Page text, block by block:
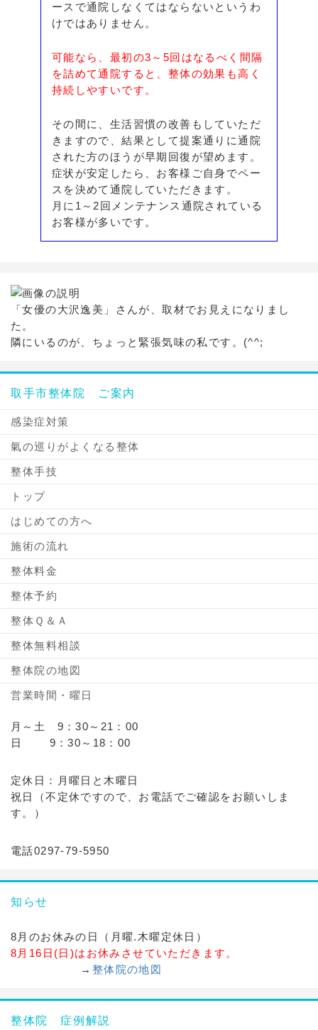
ースで通院しなくてはならないというわ
けではありません。
可能なら、最初の3～5回はなるべく間隔
を詰めて通院すると、整体の効果も高く
持続しやすいです。
その間に、生活習慣の改善もしていただ
きますので、結果として提案通りに通院
された方のほうが早期回復が望めます。
症状が安定したら、お客様ご自身でペー
スを決めて通院していただきます。
月に1～2回メンテナンス通院されている
お客様が多いです。
「女優の大沢逸美」さんが、取材でお見えになりまし
た。
隣にいるのが、ちょっと緊張気味の私です。(^^;
取手市整体院 ご案内
感染症対策
氣の巡りがよくなる整体
整体手技
トップ
はじめての方へ
施術の流れ
整体料金
整体予約
整体Ｑ＆Ａ
整体無料相談
整体院の地図
営業時間・曜日
月～土 9：30～21：00
日 9：30～18：00
定休日：月曜日と木曜日
祝日（不定休ですので、お電話でご確認をお願いしま
す。）
電話0297-79-5950
知らせ
8月のお休みの日（月曜.木曜定休日）
8月16日(日)はお休みさせていただきます。
→ 整体院の地図
整体院 症例解説